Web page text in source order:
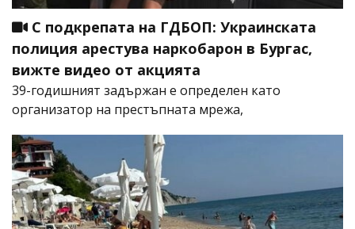
С подкрепата на ГДБОП: Украинската
полиция арестува наркобарон в Бургас,
вижте видео от акцията
39-годишният задържан е определен като
организатор на престъпната мрежа,